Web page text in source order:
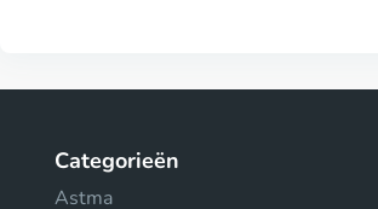
Categorieën
Astma